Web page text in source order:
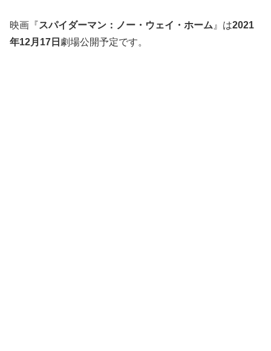
映画『スパイダーマン：ノー・ウェイ・ホーム 』は2021
年12月17日 劇場公開予定です。